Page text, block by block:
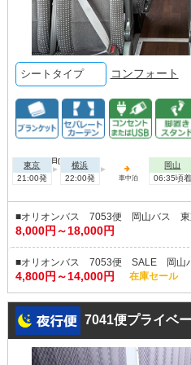
シートタイプ コンフォート
2026年08月06日(木)
東京
21:00発
横浜
22:00発
車中泊
2026年08月07
岡山
06:35頃着
■オリオンバス 7053便 岡山バス 東
8,000円～18,000円
■オリオンバス 7053便 SALE 岡山
4,800円～14,000円 在庫セール
7041便プライベ